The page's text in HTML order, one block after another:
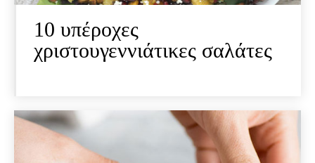
10 υπέροχες
χριστουγεννιάτικες σαλάτες